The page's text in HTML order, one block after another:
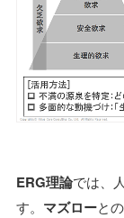
ERG理論では、
す。 マズローと